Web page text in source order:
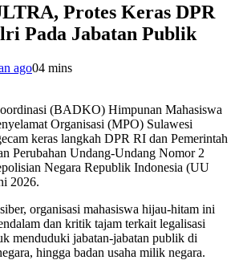
Protes Keras DPR
Pada Jabatan Publik
ago04 mins
(BADKO) Himpunan Mahasiswa
Organisasi (MPO) Sulawesi
keras langkah DPR RI dan Pemerintah
Perubahan Undang-Undang Nomor 2
Negara Republik Indonesia (UU
2026.
organisasi mahasiswa hijau-hitam ini
dan kritik tajam terkait legalisasi
menduduki jabatan-jabatan publik di
hingga badan usaha milik negara.